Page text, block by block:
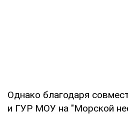
Однако благодаря
и ГУР МОУ на "Морской